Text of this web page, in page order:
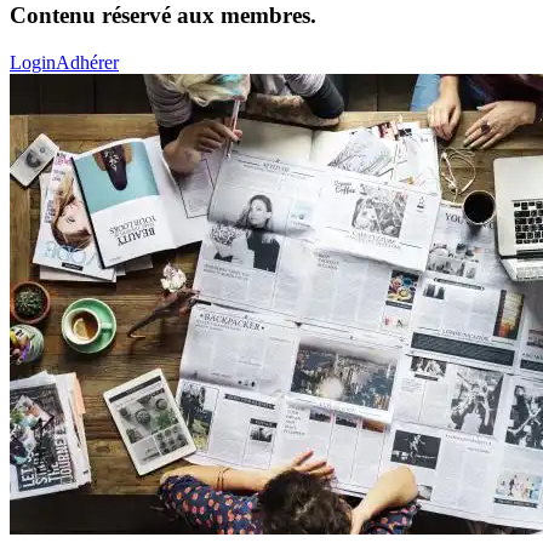
Contenu réservé aux membres.
LoginAdhérer